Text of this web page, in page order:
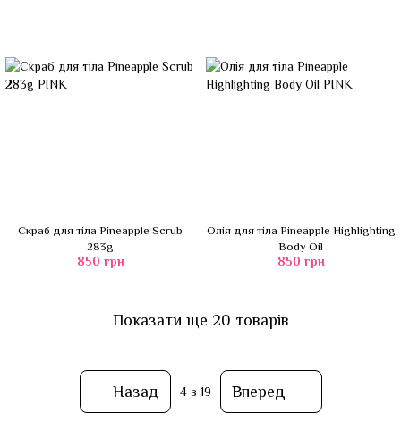
Скраб для тіла Pineapple Scrub
283g
850 грн
Олія для тіла Pineapple Highlighting
Body Oil
850 грн
Показати ще 20 товарів
Назад 4з 19 Вперед